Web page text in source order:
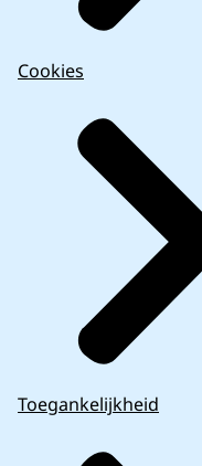
Cookies
Toegankelijkheid